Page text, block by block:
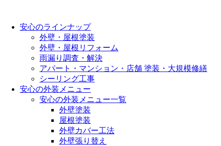
安心のラインナップ
外壁・屋根塗装
外壁・屋根リフォーム
雨漏り調査・解決
アパート・マンション・店舗 塗装・大規模修繕
シーリング工事
安心の外装メニュー
安心の外装メニュー一覧
外壁塗装
屋根塗装
外壁カバー工法
外壁張り替え